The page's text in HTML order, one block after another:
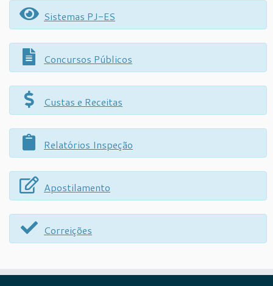
Sistemas PJ-ES
Concursos Públicos
Custas e Receitas
Relatórios Inspeção
Apostilamento
Correições